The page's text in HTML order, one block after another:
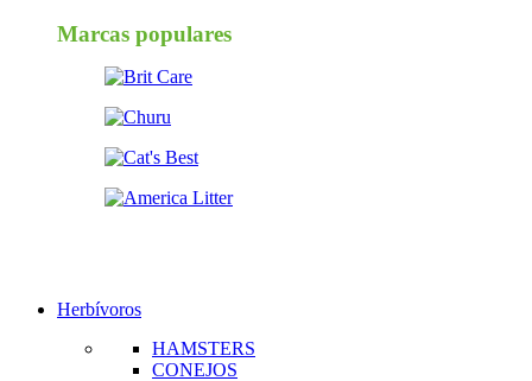
Marcas populares
Herbívoros
HAMSTERS
CONEJOS